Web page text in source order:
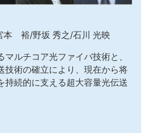
本 裕/野坂 秀之/石川 光映
ルチコア光ファイバ技術と、
技術の確立により、現在から将
持続的に支える超大容量光伝送